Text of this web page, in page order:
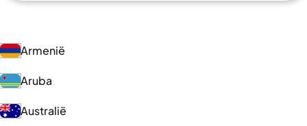
Armenië
Aruba
Australië